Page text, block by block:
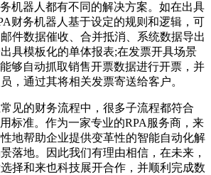
机器人都有不同的解决方案。如在出具
财务机器人基于设定的规则和逻辑，可
件数据催收、合并抵消、系统数据导出
具模板化的单体报表;在发票开具场景
够自动抓取销售开票数据进行开票，并
，通过其将相关发票寄送给客户。
见的财务流程中，很多子流程都符合
标准。作为一家专业的RPA服务商，来
地帮助企业提供变革性的智能自动化解
落地。因此我们有理由相信，在未来，
择和来也科技展开合作，并顺利完成数